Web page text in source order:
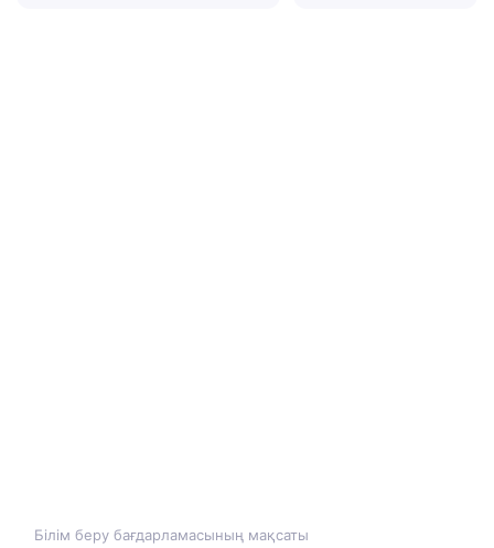
Білім беру бағдарламасының мақсаты